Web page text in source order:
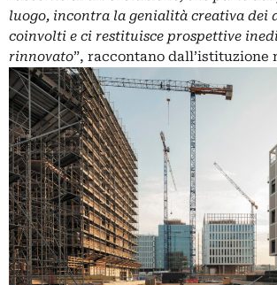
luogo, incontra la genialità creativa dei
coinvolti e ci restituisce prospettive
rinnovato”, raccontano dall’istituzione